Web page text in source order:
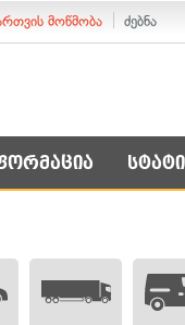
მოწმობა ძებნა